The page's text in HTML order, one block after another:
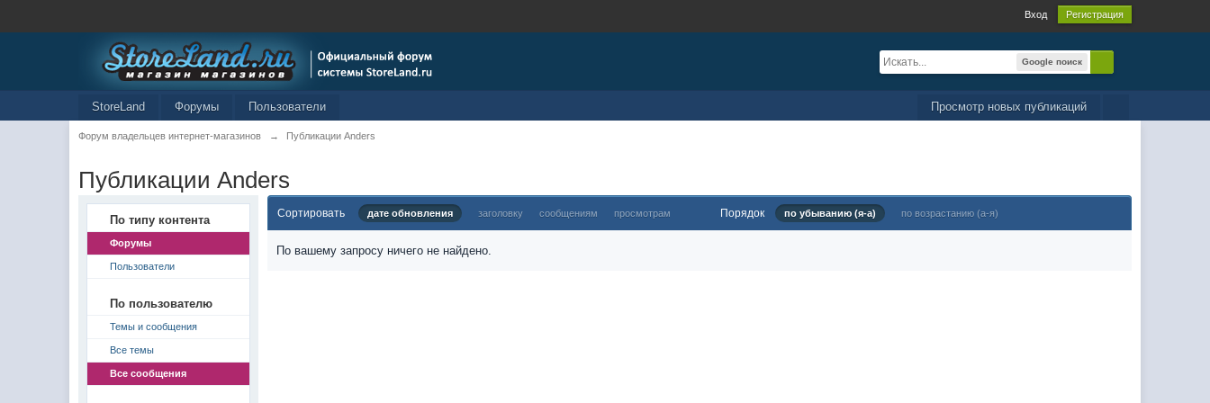
Вход Регистрация
Google поиск
Просмотр новых публикаций
StoreLand Форумы Пользователи
Форум владельцев интернет-магазинов → Публикации Anders
Публикации Anders
По типу контента
Форумы
Пользователи
По пользователю
Темы и сообщения
Все темы
Все сообщения
Сортировать дате обновления заголовку сообщениям просмотрам Порядок по убыванию (я-а) по возрастанию (а-я)
По вашему запросу ничего не найдено.